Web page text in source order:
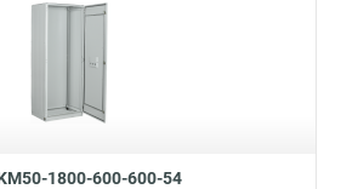
1800-600-600-54